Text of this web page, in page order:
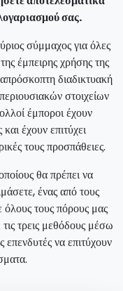
σας.
σύμμαχος για όλες
έμπειρης χρήσης της
διαδικτυακή
στοιχείων
έμποροι έχουν
έχουν επιτύχει
τους προσπάθειες.
θα πρέπει να
ένας από τους
όλους τους πόρους μας
τρεις μεθόδους μέσω
να επιτύχουν